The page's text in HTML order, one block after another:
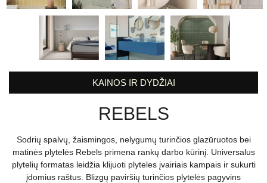
KAINOS IR DYDŽIAI
REBELS
Sodrių spalvų, žaismingos, nelygumų turinčios glazūruotos bei
matinės plytelės Rebels primena rankų darbo kūrinį. Universalus
plytelių formatas leidžia klijuoti plyteles įvairiais kampais ir sukurti
įdomius raštus. Blizgų paviršių turinčios plytelės pagyvins